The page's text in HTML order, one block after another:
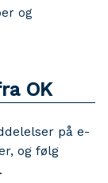
og
OK
på e-
og følg